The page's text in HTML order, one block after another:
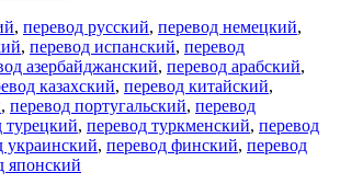
, перевод русский, перевод немецкий,
, перевод испанский, перевод
азербайджанский, перевод арабский,
казахский, перевод китайский,
, перевод португальский, перевод
турецкий, перевод туркменский, перевод
украинский, перевод финский, перевод
японский